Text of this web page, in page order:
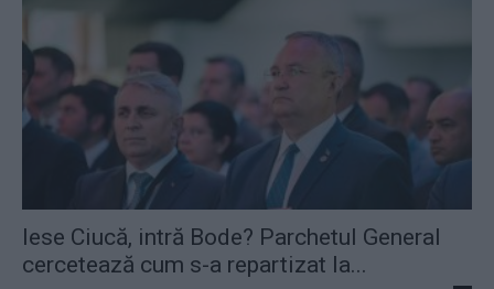
Iese Ciucă, intră Bode? Parchetul General
cercetează cum s-a repartizat la...